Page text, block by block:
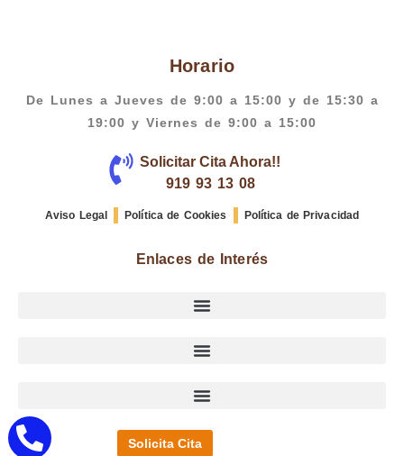
Solicita Cita
Horario
De Lunes a Jueves de 9:00 a 15:00 y de 15:30 a
19:00 y Viernes de 9:00 a 15:00
Solicitar Cita Ahora!!
919 93 13 08
Aviso Legal Política de Cookies Política de Privacidad
Enlaces de Interés